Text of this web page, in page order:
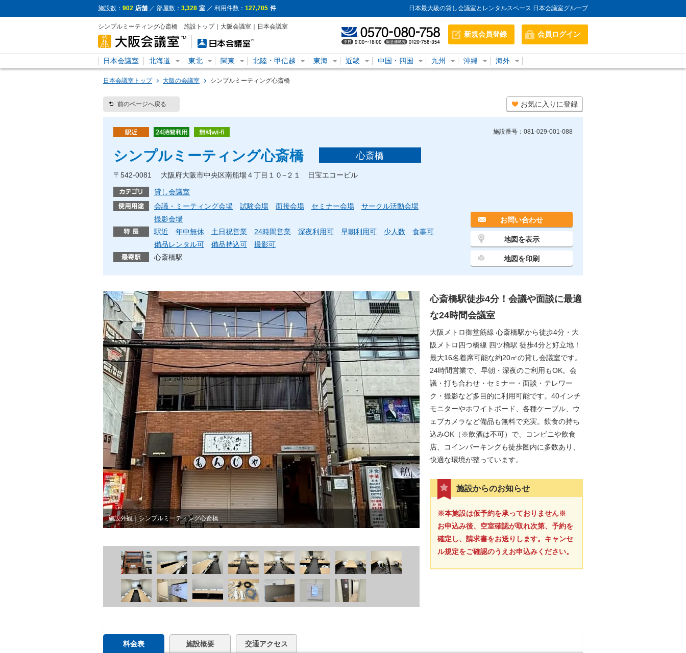
施設数： 902 店舗 ／ 部屋数： 3,328 室 ／ 利用件数： 127,705 件 日本最大級の貸し会議室とレンタルスペース 日本会議室グループ
シンプルミーティング心斎橋 施設トップ｜大阪会議室｜日本会議室
新規会員登録 会員ログイン
日本会議室 北海道 東北 関東 北陸・甲信越 東海 近畿 中国・四国 九州 沖縄 海外
日本会議室トップ 大阪の会議室 シンプルミーティング心斎橋
前のページへ戻る お気に入りに登録
施設番号：081-029-001-088
シンプルミーティング心斎橋 心斎橋
〒542-0081 大阪府大阪市中央区南船場４丁目１０−２１ 日宝エコービル
貸し会議室
会議・ミーティング会場
試験会場 面接会場 セミナー会場
サークル活動会場
撮影会場
駅近
年中無休 土日祝営業 24時間営業 深夜利用可 早朝利用可 少人数
食事可
備品レンタル可
備品持込可
撮影可
心斎橋駅
お問い合わせ
地図を表示
地図を印刷
施設外観｜シンプルミーティング心斎橋
心斎橋駅徒歩4分！会議や面談に最適
な24時間会議室
大阪メトロ御堂筋線 心斎橋駅から徒歩4分・大
阪メトロ四つ橋線 四ツ橋駅 徒歩4分と好立地！
最大16名着席可能な約20㎡の貸し会議室です。
24時間営業で、早朝・深夜のご利用もOK。会
議・打ち合わせ・セミナー・面談・テレワー
ク・撮影など多目的に利用可能です。40インチ
モニターやホワイトボード、各種ケーブル、ウ
ェブカメラなど備品も無料で充実。飲食の持ち
込みOK（※飲酒は不可）で、コンビニや飲食
店、コインパーキングも徒歩圏内に多数あり、
快適な環境が整っています。
施設からのお知らせ
※本施設は仮予約を承っておりません※
お申込み後、空室確認が取れ次第、予約を
確定し、請求書をお送りします。キャンセ
ル規定をご確認のうえお申込みください。
料金表 施設概要 交通アクセス